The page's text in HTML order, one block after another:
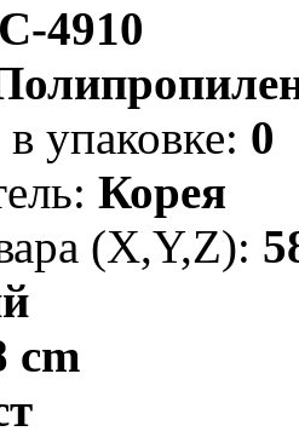
4910
упаковке: 0
Корея
(X,Y,Z):
cm